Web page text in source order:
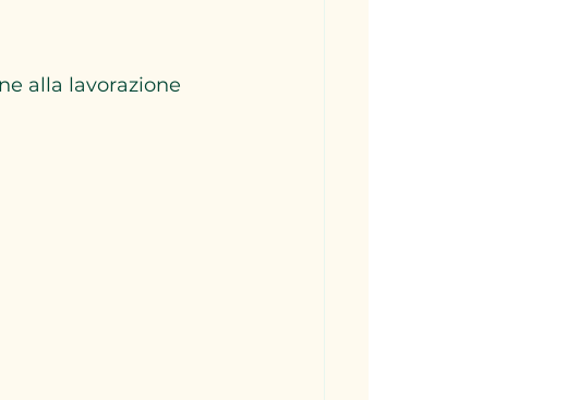
alla lavorazione